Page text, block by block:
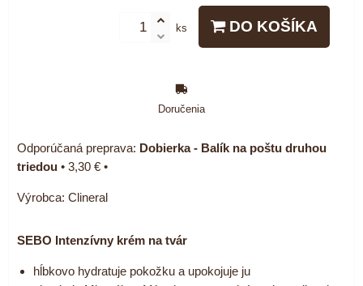
ks DO KOŠÍKA
Doručenia
Dobierka - Balík na poštu druhou
triedou • 3,30 € •
Výrobca: Clineral
SEBO Intenzívny krém na tvár
hĺbkovo hydratuje pokožku a upokojuje ju